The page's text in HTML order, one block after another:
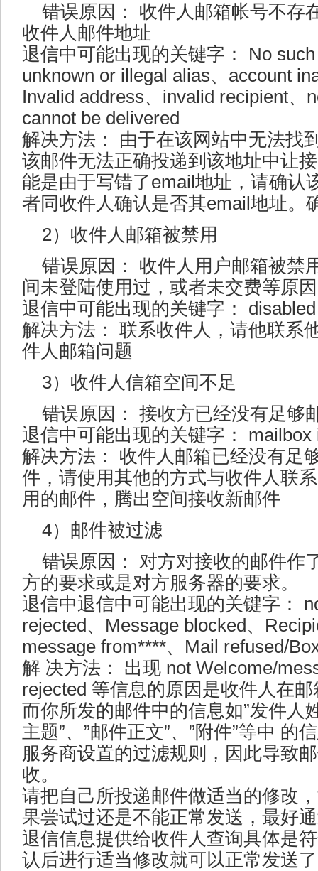
错误原因： 收件人邮箱帐号不存
收件人邮件地址
退信中可能出现的关键字： No
unknown or illegal alias、account
Invalid address、invalid recipient、
cannot be delivered
解决方法： 由于在该网站中无法找
该邮件无法正确投递到该地址中让
能是由于写错了email地址，请确认
者同收件人确认是否其email地址。
2）收件人邮箱被禁用
错误原因： 收件人用户邮箱被禁
间未登陆使用过，或者未交费等原
退信中可能出现的关键字： disabled
解决方法： 联系收件人，请他联系
件人邮箱问题
3）收件人信箱空间不足
错误原因： 接收方已经没有足够
退信中可能出现的关键字：
解决方法： 收件人邮箱已经没有足
件，请使用其他的方式与收件人联
用的邮件，腾出空间接收新邮件
4）邮件被过滤
错误原因： 对方对接收的邮件作
方的要求或是对方服务器的要求。
退信中退信中可能出现的关键字：
rejected、Message blocked、
message from****、Mail refused/
解 决方法： 出现 not Welcome/
rejected 等信息的原因是收件人在
而你所发的邮件中的信息如”发件人
主题”、”邮件正文”、”附件”等中 的
服务商设置的过滤规则，因此导致
收。
请把自己所投递邮件做适当的修改
果尝试过还是不能正常发送，最好
退信信息提供给收件人查询具体是
认后进行适当修改就可以正常发送了